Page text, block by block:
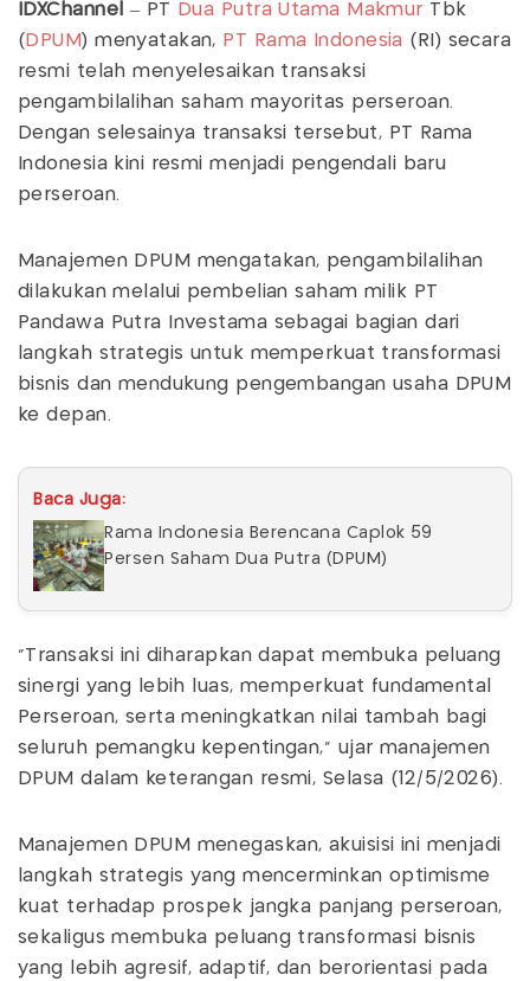
IDXChannel – PT Dua Putra Utama Makmur Tbk
( DPUM ) menyatakan, PT Rama Indonesia (RI) secara
resmi telah menyelesaikan transaksi
pengambilalihan saham mayoritas perseroan.
Dengan selesainya transaksi tersebut, PT Rama
Indonesia kini resmi menjadi pengendali baru
perseroan.
Manajemen DPUM mengatakan, pengambilalihan
dilakukan melalui pembelian saham milik PT
Pandawa Putra Investama sebagai bagian dari
langkah strategis untuk memperkuat transformasi
bisnis dan mendukung pengembangan usaha DPUM
ke depan.
Baca Juga:
Rama Indonesia Berencana Caplok 59
Persen Saham Dua Putra (DPUM)
"Transaksi ini diharapkan dapat membuka peluang
sinergi yang lebih luas, memperkuat fundamental
Perseroan, serta meningkatkan nilai tambah bagi
seluruh pemangku kepentingan," ujar manajemen
DPUM dalam keterangan resmi, Selasa (12/5/2026).
Manajemen DPUM menegaskan, akuisisi ini menjadi
langkah strategis yang mencerminkan optimisme
kuat terhadap prospek jangka panjang perseroan,
sekaligus membuka peluang transformasi bisnis
yang lebih agresif, adaptif, dan berorientasi pada